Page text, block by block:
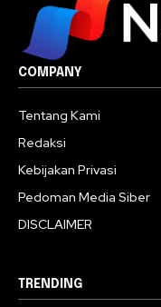
COMPANY
Tentang Kami
Redaksi
Kebijakan Privasi
Pedoman Media Siber
DISCLAIMER
TRENDING